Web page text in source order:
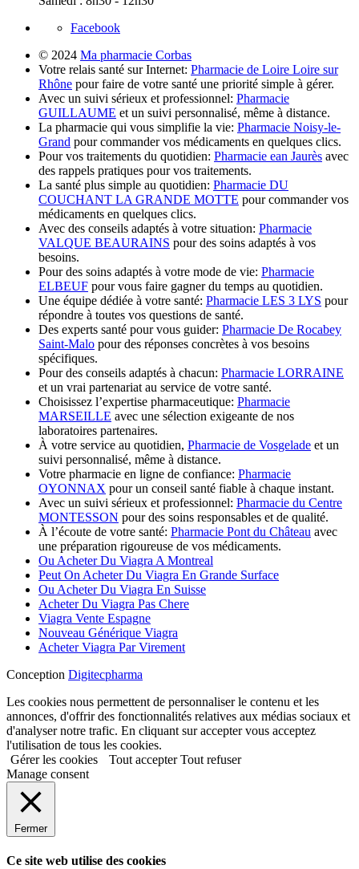
Facebook
© 2024 Ma pharmacie Corbas
Votre relais santé sur Internet: Pharmacie de Loire Loire sur
Rhône pour faire de votre santé une priorité simple à gérer.
Avec un suivi sérieux et professionnel: Pharmacie
GUILLAUME et un suivi personnalisé, même à distance.
La pharmacie qui vous simplifie la vie: Pharmacie Noisy-le-
Grand pour commander vos médicaments en quelques clics.
Pour vos traitements du quotidien: Pharmacie ean Jaurès avec
des rappels pratiques pour vos traitements.
La santé plus simple au quotidien: Pharmacie DU
COUCHANT LA GRANDE MOTTE pour commander vos
médicaments en quelques clics.
Avec des conseils adaptés à votre situation: Pharmacie
VALQUE BEAURAINS pour des soins adaptés à vos
besoins.
Pour des soins adaptés à votre mode de vie: Pharmacie
ELBEUF pour vous faire gagner du temps au quotidien.
Une équipe dédiée à votre santé: Pharmacie LES 3 LYS pour
répondre à toutes vos questions de santé.
Des experts santé pour vous guider: Pharmacie De Rocabey
Saint-Malo pour des réponses concrètes à vos besoins
spécifiques.
Pour des conseils adaptés à chacun: Pharmacie LORRAINE
et un vrai partenariat au service de votre santé.
Choisissez l’expertise pharmaceutique: Pharmacie
MARSEILLE avec une sélection exigeante de nos
laboratoires partenaires.
À votre service au quotidien, Pharmacie de Vosgelade et un
suivi personnalisé, même à distance.
Votre pharmacie en ligne de confiance: Pharmacie
OYONNAX pour un conseil santé fiable à chaque instant.
Avec un suivi sérieux et professionnel: Pharmacie du Centre
MONTESSON pour des soins responsables et de qualité.
À l’écoute de votre santé: Pharmacie Pont du Château avec
une préparation rigoureuse de vos médicaments.
Ou Acheter Du Viagra A Montreal
Peut On Acheter Du Viagra En Grande Surface
Ou Acheter Du Viagra En Suisse
Acheter Du Viagra Pas Chere
Viagra Vente Espagne
Nouveau Générique Viagra
Acheter Viagra Par Virement
Conception Digitecpharma
Les cookies nous permettent de personnaliser le contenu et les
annonces, d'offrir des fonctionnalités relatives aux médias sociaux et
d'analyser notre trafic. En cliquant sur accepter vous acceptez
l'utilisation de tous les cookies.
Gérer les cookies
Tout accepterTout refuser
Manage consent
Fermer
Ce site web utilise des cookies